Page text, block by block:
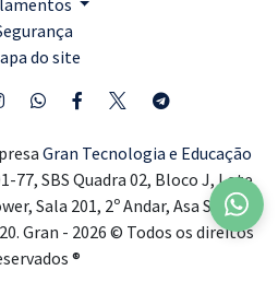
do site
Gran Tecnologia e Educação
77, SBS Quadra 02, Bloco J, Lote
Sala 201, 2º Andar, Asa Sul,
Gran - 2026 © Todos os direitos
®